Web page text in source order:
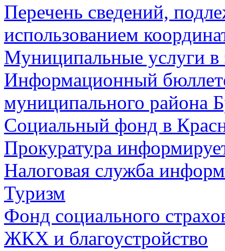
Перечень сведений,
использованием
Муниципальные услуги в
Информационный
муниципального района
Социальный фонд в
Прокуратура
Налоговая служба
Туризм
Фонд социального
ЖКХ и благоустройство